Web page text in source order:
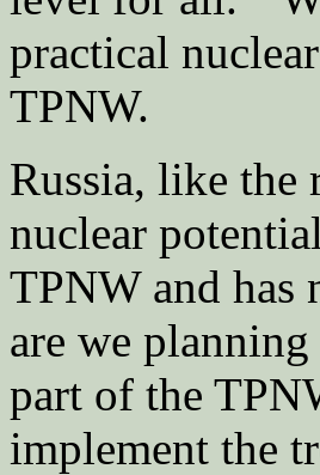
practical
TPNW.
Russia, like the
nuclear
TPNW and
are we
part of the
implement the